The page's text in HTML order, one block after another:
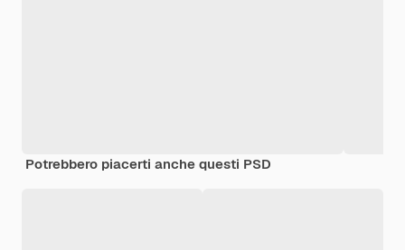
Potrebbero piacerti anche questi PSD